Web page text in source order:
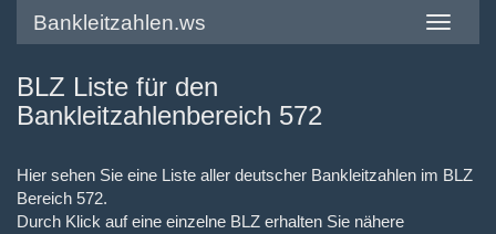
Toggle
Bankleitzahlen.ws
BLZ Liste für den
Bankleitzahlenbereich 572
Hier sehen Sie eine Liste aller deutscher Bankleitzahlen im BLZ
Bereich 572.
Durch Klick auf eine einzelne BLZ erhalten Sie nähere